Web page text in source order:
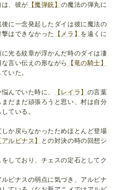
は、彼が 【魔弾銃】 の魔法の弾丸に
後に一念発起したダイは彼に魔法の
はできなかった
【メラ】 を遠くに
光る紋章が浮かんだ時のダイは凄
言い伝えの形ながら
【竜の騎士】
いた。
んでいた時に、 【レイラ】 の言葉
だまだ頑張ろうと思い、村は自分
ている。
か戻らなかったためほとんど登場
アルビナス】
との対決の時の回想シ
しており、チェスの定石としてク
ビナスの弱点に気づき、アルビナ